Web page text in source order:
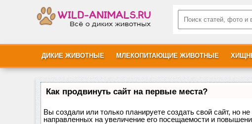
ДИКИЕ ЖИВОТНЫЕ МЛЕКОПИТАЮЩИЕ ЖИВОТНЫЕ
Как продвинуть сайт на первые места?
Вы создали или только планируете создать свой сайт, но
направленных на увеличение его посещаемости и